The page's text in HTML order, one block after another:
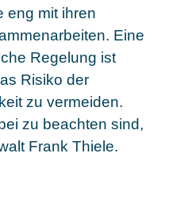
eng mit ihren
Eine
Regelung ist
Risiko der
zu vermeiden.
zu beachten sind,
Frank Thiele.